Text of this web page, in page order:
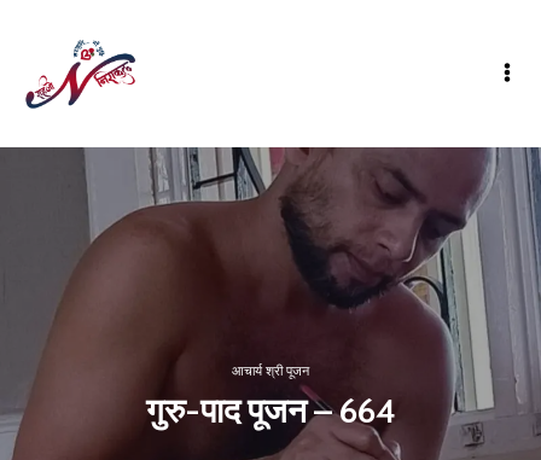
आचार्य श्री पूजन
गुरु-पाद पूजन – 664